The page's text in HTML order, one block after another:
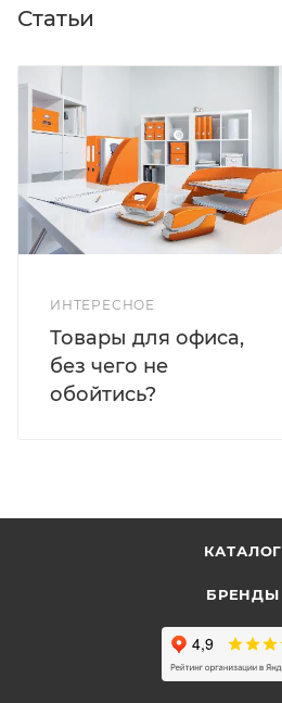
Статьи
ИНТЕРЕСНОЕ
Товары для офиса,
без чего не
обойтись?
КАТАЛОГ
БРЕНДЫ